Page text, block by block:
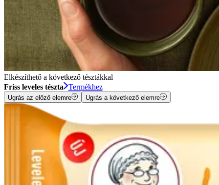
Elkészíthető a következő tésztákkal
Friss leveles tészta
Termékhez
Ugrás az előző elemre Ugrás a következő elemre